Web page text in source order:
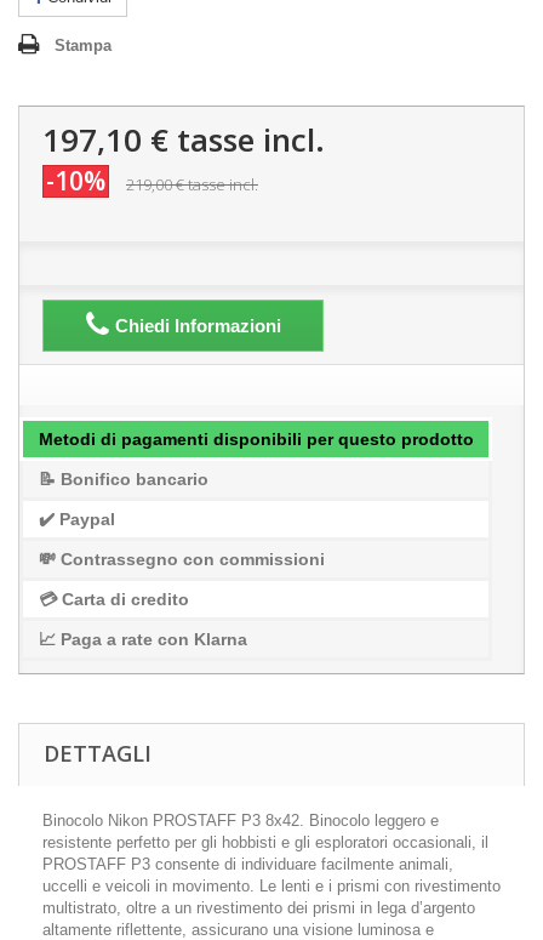
Stampa
197,10 € tasse incl.
-10% 219,00 €tasse incl.
Chiedi Informazioni
Metodi di pagamenti disponibili per questo prodotto
📝 Bonifico bancario
✔️ Paypal
💸 Contrassegno con commissioni
💳 Carta di credito
📈 Paga a rate con Klarna
DETTAGLI
Binocolo Nikon PROSTAFF P3 8x42. Binocolo leggero e
resistente perfetto per gli hobbisti e gli esploratori occasionali, il
PROSTAFF P3 consente di individuare facilmente animali,
uccelli e veicoli in movimento. Le lenti e i prismi con rivestimento
multistrato, oltre a un rivestimento dei prismi in lega d’argento
altamente riflettente, assicurano una visione luminosa e